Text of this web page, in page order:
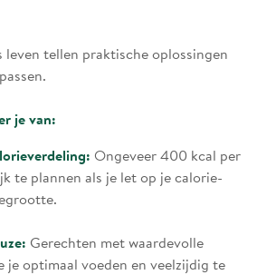
tellen praktische oplossingen
je van:
Ongeveer 400 kcal per
te plannen als je let op je calorie-
Gerechten met waardevolle
je optimaal voeden en veelzijdig te